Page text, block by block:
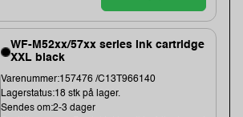
WF-M52xx/57xx series ink cartridge
XXL black
Varenummer:157476 /C13T966140
Lagerstatus:18 stk på lager.
Sendes om:2-3 dager